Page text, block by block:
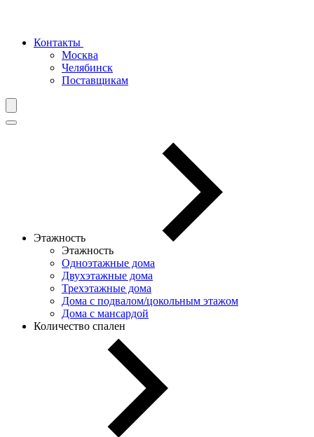
Контакты
Москва
Челябинск
Поставщикам
Этажность
Этажность
Одноэтажные дома
Двухэтажные дома
Трехэтажные дома
Дома с подвалом/цокольным этажом
Дома с мансардой
Количество спален